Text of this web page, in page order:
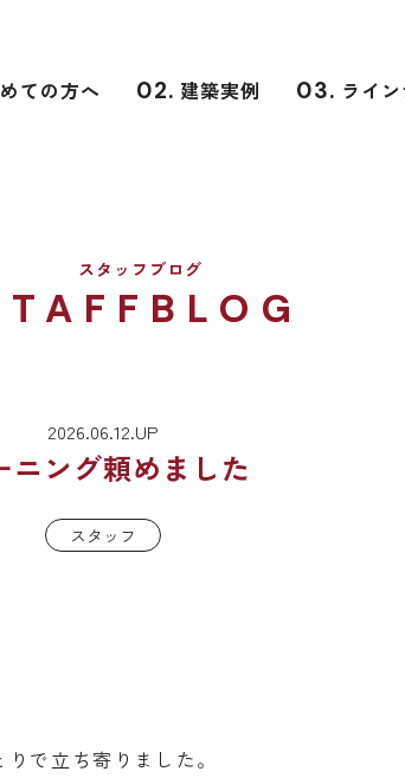
ての方へ 02. 建築実例 03. ライ
スタッフブログ
2026.06.12.UP
ニング頼めました
スタッフ
で立ち寄りました。